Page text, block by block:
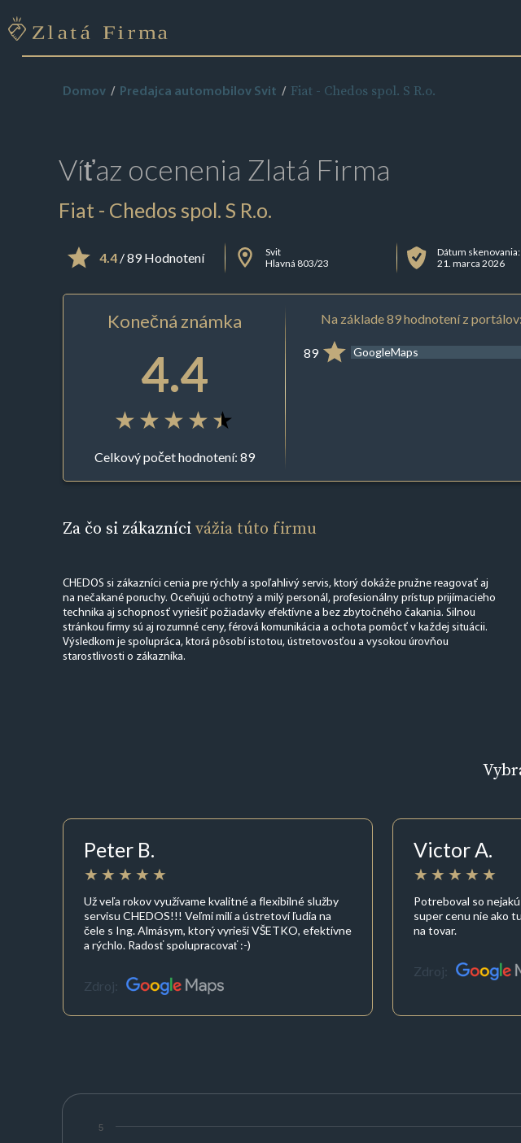
Domov Predajca automobilov Svit Fiat - Chedos spol. S R.o.
Víťaz ocenenia Zlatá Firma
Fiat - Chedos spol. S R.o.
4.4/ 89 Hodnotení
Svit
Hlavná 803/23
Dátum skenovania:
21. marca 2026
Konečná známka
4.4
Celkový počet hodnotení: 89
Na základe 89 hodnotení z portálov:
89 GoogleMaps
Za čo si zákaznícivážia túto firmu
CHEDOS si zákazníci cenia pre rýchly a spoľahlivý servis, ktorý dokáže pružne reagovať aj
na nečakané poruchy. Oceňujú ochotný a milý personál, profesionálny prístup prijímacieho
technika aj schopnosť vyriešiť požiadavky efektívne a bez zbytočného čakania. Silnou
stránkou firmy sú aj rozumné ceny, férová komunikácia a ochota pomôcť v každej situácii.
Výsledkom je spolupráca, ktorá pôsobí istotou, ústretovosťou a vysokou úrovňou
starostlivosti o zákazníka.
Peter B.
Už veľa rokov využívame kvalitné a flexibilné služby
servisu CHEDOS!!! Veľmi milí a ústretoví ľudia na
čele s Ing. Almásym, ktorý vyrieši VŠETKO, efektívne
a rýchlo. Radosť spolupracovať :-)
Zdroj:
Victor A.
Potreboval so
super cenu nie ako
na tovar.
Zdroj:
5